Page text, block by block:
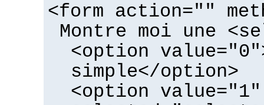
<form action=""
Montre moi une
<option
simple</option>
<option value="1"